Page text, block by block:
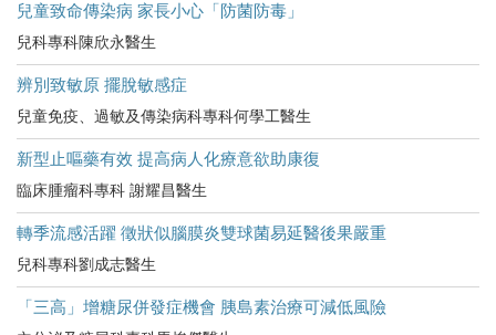
兒童致命傳染病 家長小心「防菌防毒」
兒科專科陳欣永醫生
辨別致敏原 擺脫敏感症
兒童免疫、過敏及傳染病科專科何學工醫生
新型止嘔藥有效 提高病人化療意欲助康復
臨床腫瘤科專科 謝耀昌醫生
轉季流感活躍 徵狀似腦膜炎雙球菌易延醫後果嚴重
兒科專科劉成志醫生
「三高」增糖尿併發症機會 胰島素治療可減低風險